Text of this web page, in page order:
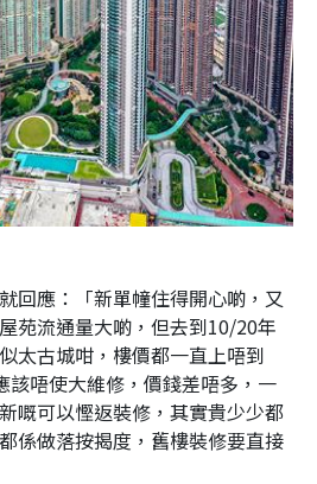
回應：「新單幢住得開心啲，又
苑流通量大啲，但去到10/20年
太古城咁，樓價都一直上唔到
唔使大維修，價錢差唔多，一
嘅可以慳返裝修，其實貴少少都
係做落按揭度，舊樓裝修要直接